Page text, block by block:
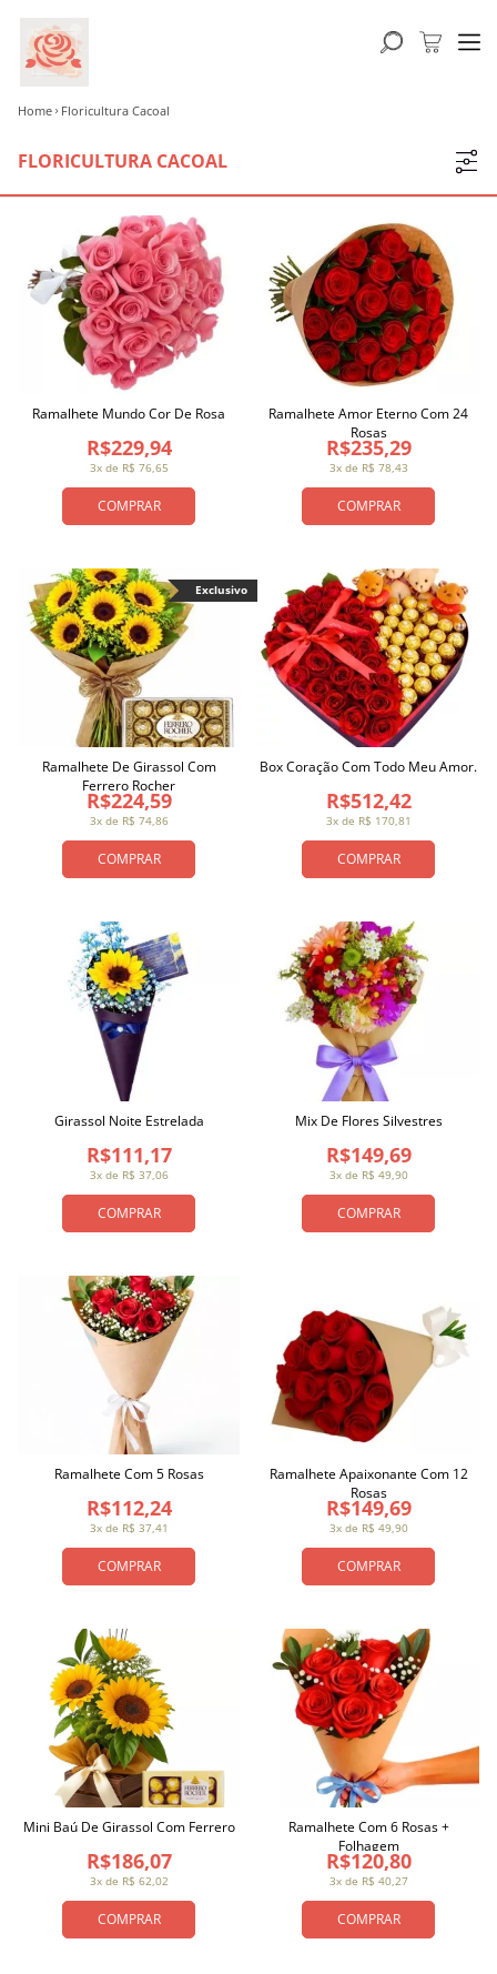
Home Floricultura Cacoal
FLORICULTURA CACOAL
COMPRAR
3x de R$ 76,65
R$229,94
Ramalhete Mundo Cor De Rosa
COMPRAR
3x de R$ 78,43
R$235,29
Ramalhete Amor Eterno Com 24
Rosas
COMPRAR
3x de R$ 74,86
R$224,59
Ramalhete De Girassol Com
Ferrero Rocher
Exclusivo
COMPRAR
3x de R$ 170,81
R$512,42
Box Coração Com Todo Meu Amor.
COMPRAR
3x de R$ 37,06
R$111,17
Girassol Noite Estrelada
COMPRAR
3x de R$ 49,90
R$149,69
Mix De Flores Silvestres
COMPRAR
3x de R$ 37,41
R$112,24
Ramalhete Com 5 Rosas
COMPRAR
3x de R$ 49,90
R$149,69
Ramalhete Apaixonante Com 12
Rosas
COMPRAR
3x de R$ 62,02
R$186,07
Mini Baú De Girassol Com Ferrero
COMPRAR
3x de R$ 40,27
R$120,80
Ramalhete Com 6 Rosas +
Folhagem